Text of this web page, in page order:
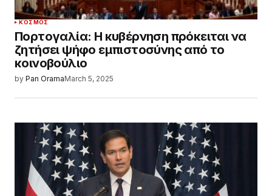
ΚΌΣΜΟΣ
Πορτογαλία: Η κυβέρνηση πρόκειται να
ζητήσει ψήφο εμπιστοσύνης από το
κοινοβούλιο
by Pan OramaMarch 5, 2025